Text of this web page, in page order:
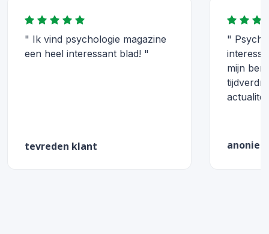
" Ik vind psychologie magazine
een heel interessant blad! "
tevreden klant
"
mijn
anoniem